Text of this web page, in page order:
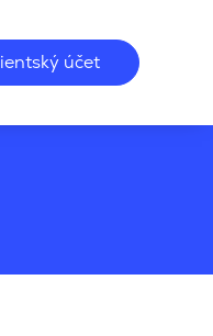
účet